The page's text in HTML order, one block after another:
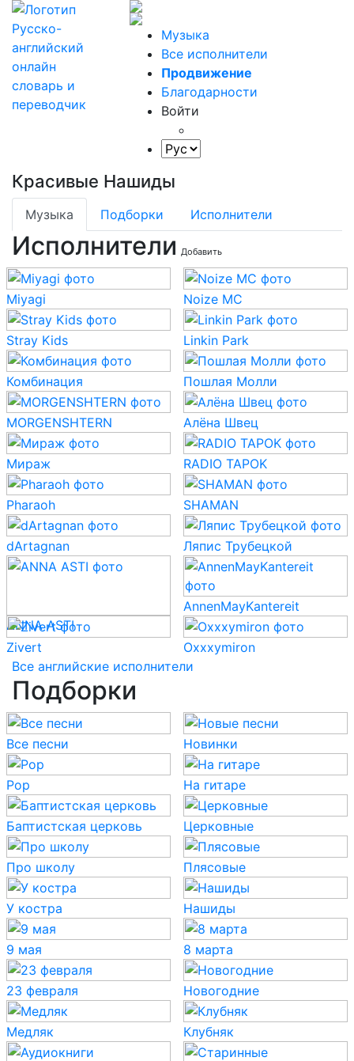
Музыка
Все исполнители
Продвижение
Благодарности
Войти
Красивые Нашиды
Музыка Подборки Исполнители
Исполнители Добавить
Miyagi Noize MC
Stray Kids Linkin Park
Комбинация Пошлая Молли
MORGENSHTERN Алёна Швец
Мираж RADIO TAPOK
Pharaoh SHAMAN
dArtagnan Ляпис Трубецкой
ANNA ASTI
AnnenMayKantereit
Zivert
Oxxxymiron
Все английские исполнители
Подборки
Все песни Новинки
Pop На гитаре
Баптистская церковь Церковные
Про школу Плясовые
У костра Нашиды
9 мая 8 марта
23 февраля Новогодние
Медляк Клубняк